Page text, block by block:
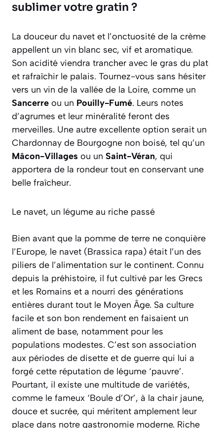
sublimer votre gratin ?
La douceur du navet et l’onctuosité de la crème
appellent un vin blanc sec, vif et aromatique.
Son acidité viendra trancher avec le gras du plat
et rafraîchir le palais. Tournez-vous sans hésiter
vers un vin de la vallée de la Loire, comme un
Sancerre ou un Pouilly-Fumé. Leurs notes
d’agrumes et leur minéralité feront des
merveilles. Une autre excellente option serait un
Chardonnay de Bourgogne non boisé, tel qu’un
Mâcon-Villages ou un Saint-Véran, qui
apportera de la rondeur tout en conservant une
belle fraîcheur.
Le navet, un légume au riche passé
Bien avant que la pomme de terre ne conquière
l’Europe, le navet (Brassica rapa) était l’un des
piliers de l’alimentation sur le continent. Connu
depuis la préhistoire, il fut cultivé par les Grecs
et les Romains et a nourri des générations
entières durant tout le Moyen Âge. Sa culture
facile et son bon rendement en faisaient un
aliment de base, notamment pour les
populations modestes. C’est son association
aux périodes de disette et de guerre qui lui a
forgé cette réputation de légume ‘pauvre’.
Pourtant, il existe une multitude de variétés,
comme le fameux ‘Boule d’Or’, à la chair jaune,
douce et sucrée, qui méritent amplement leur
place dans notre gastronomie moderne. Riche